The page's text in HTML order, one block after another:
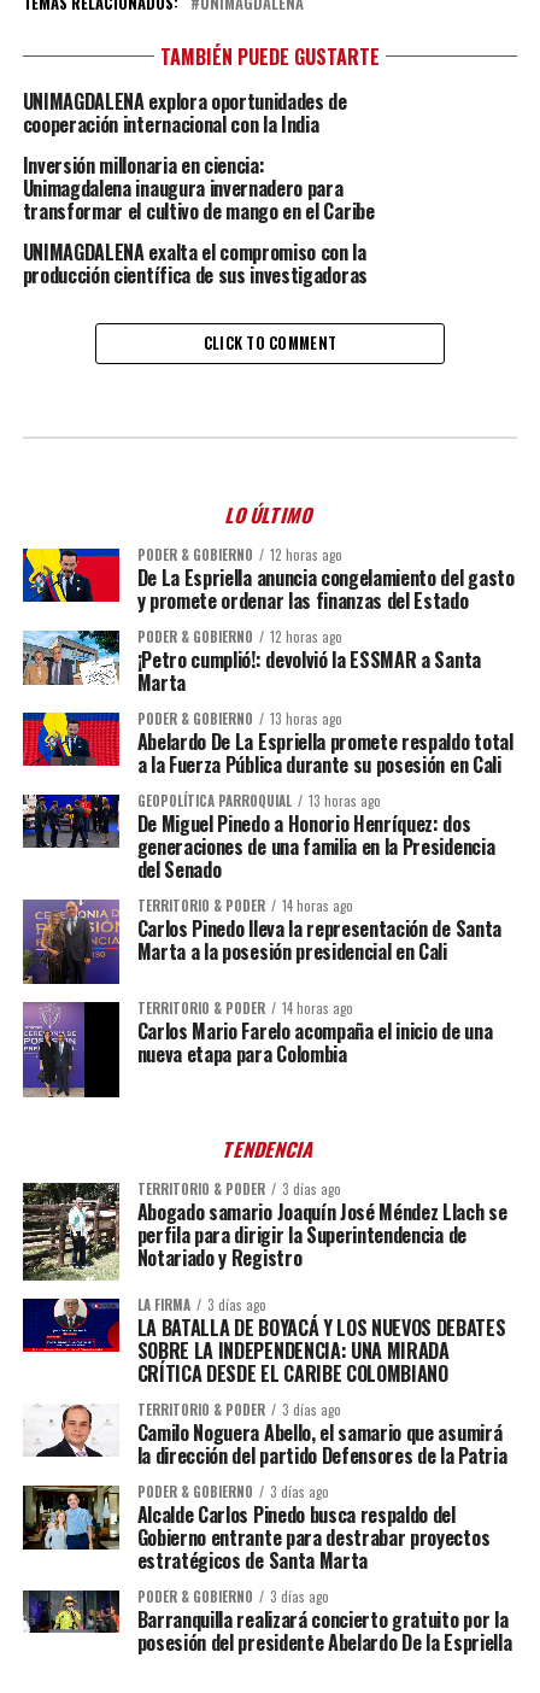
TAMBIÉN PUEDE GUSTARTE
UNIMAGDALENA explora oportunidades de
cooperación internacional con la India
Inversión millonaria en ciencia:
Unimagdalena inaugura invernadero para
transformar el cultivo de mango en el Caribe
UNIMAGDALENA exalta el compromiso con la
producción científica de sus investigadoras
CLICK TO COMMENT
LO ÚLTIMO
PODER & GOBIERNO 12 horas ago
De La Espriella anuncia congelamiento del gasto
y promete ordenar las finanzas del Estado
PODER & GOBIERNO 12 horas ago
¡Petro cumplió!: devolvió la ESSMAR a Santa
Marta
PODER & GOBIERNO 13 horas ago
Abelardo De La Espriella promete respaldo total
a la Fuerza Pública durante su posesión en Cali
GEOPOLÍTICA PARROQUIAL 13 horas ago
De Miguel Pinedo a Honorio Henríquez: dos
generaciones de una familia en la Presidencia
del Senado
TERRITORIO & PODER 14 horas ago
Carlos Pinedo lleva la representación de Santa
Marta a la posesión presidencial en Cali
TERRITORIO & PODER 14 horas ago
Carlos Mario Farelo acompaña el inicio de una
nueva etapa para Colombia
TENDENCIA
TERRITORIO & PODER 3 días ago
Abogado samario Joaquín José Méndez Llach se
perfila para dirigir la Superintendencia de
Notariado y Registro
LA FIRMA 3 días ago
LA BATALLA DE BOYACÁ Y LOS NUEVOS DEBATES
SOBRE LA INDEPENDENCIA: UNA MIRADA
CRÍTICA DESDE EL CARIBE COLOMBIANO
TERRITORIO & PODER 3 días ago
Camilo Noguera Abello, el samario que asumirá
la dirección del partido Defensores de la Patria
PODER & GOBIERNO 3 días ago
Alcalde Carlos Pinedo busca respaldo del
Gobierno entrante para destrabar proyectos
estratégicos de Santa Marta
PODER & GOBIERNO 3 días ago
Barranquilla realizará concierto gratuito por la
posesión del presidente Abelardo De la Espriella